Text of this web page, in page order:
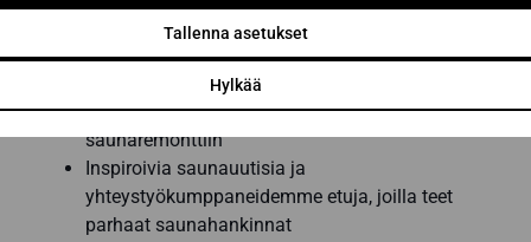
Hylkää
Tallenna asetukset
Tilaa uutiskirje
Saat saunan rakentamisen ammattilaisen
parhaat vinkit ja niksit onnistuneeseen
saunaremonttiin
Inspiroivia saunauutisia ja
yhteystyökumppaneidemme etuja, joilla teet
parhaat saunahankinnat